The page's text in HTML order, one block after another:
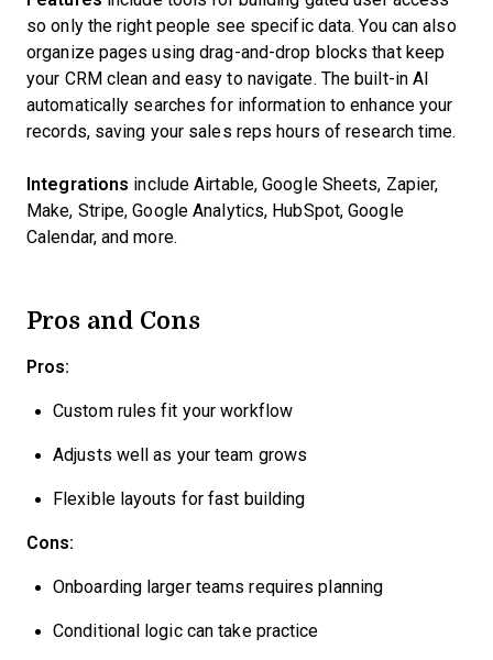
so only the right people see specific data. You can also
organize pages using drag-and-drop blocks that keep
your CRM clean and easy to navigate. The built-in AI
automatically searches for information to enhance your
records, saving your sales reps hours of research time.
Integrations include Airtable, Google Sheets, Zapier,
Make, Stripe, Google Analytics, HubSpot, Google
Calendar, and more.
Pros and Cons
Pros:
Custom rules fit your workflow
Adjusts well as your team grows
Flexible layouts for fast building
Cons:
Onboarding larger teams requires planning
Conditional logic can take practice